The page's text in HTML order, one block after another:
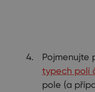
Pojmenujte
typech polí
pole (a